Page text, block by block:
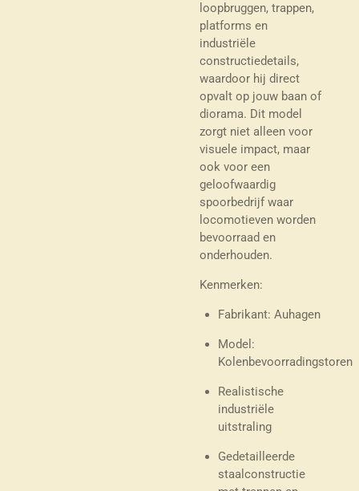
loopbruggen, trappen,
platforms en
industriële
constructiedetails,
waardoor hij direct
opvalt op jouw baan of
diorama. Dit model
zorgt niet alleen voor
visuele impact, maar
ook voor een
geloofwaardig
spoorbedrijf waar
locomotieven worden
bevoorraad en
onderhouden.
Kenmerken:
Fabrikant: Auhagen
Model:
Kolenbevoorradingstoren
Realistische
industriële
uitstraling
Gedetailleerde
staalconstructie